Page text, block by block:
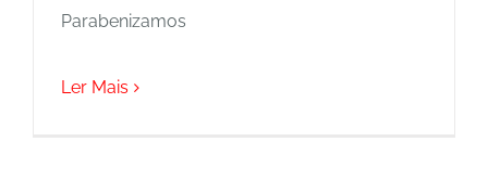
Parabenizamos
Ler Mais